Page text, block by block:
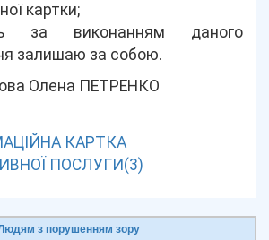
картки;
за виконанням даного
залишаю за собою.
Олена ПЕТРЕНКО
КАРТКА
ПОСЛУГИ(3)
з порушенням зору